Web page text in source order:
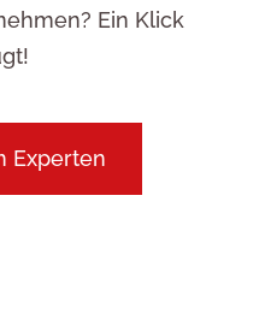
Ein Klick
Experten